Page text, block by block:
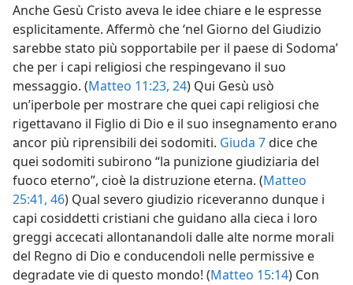
Anche Gesù Cristo aveva le idee chiare e le espresse
esplicitamente. Affermò che ‘nel Giorno del Giudizio
sarebbe stato più sopportabile per il paese di Sodoma’
che per i capi religiosi che respingevano il suo
messaggio. (Matteo 11:23, 24) Qui Gesù usò
un’iperbole per mostrare che quei capi religiosi che
rigettavano il Figlio di Dio e il suo insegnamento erano
ancor più riprensibili dei sodomiti. Giuda 7dice che
quei sodomiti subirono “la punizione giudiziaria del
fuoco eterno”, cioè la distruzione eterna. (Matteo
25:41, 46) Qual severo giudizio riceveranno dunque i
capi cosiddetti cristiani che guidano alla cieca i loro
greggi accecati allontanandoli dalle alte norme morali
del Regno di Dio e conducendoli nelle permissive e
degradate vie di questo mondo! (Matteo 15:14) Con